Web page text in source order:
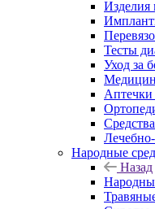
Изделия
Тесты
Уход за
Аптечки
Народные
Назад